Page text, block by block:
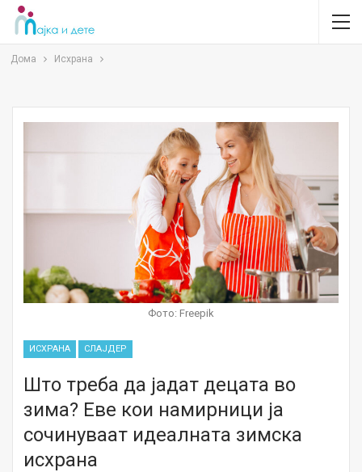
Дома Исхрана
Фото: Freepik
ИСХРАНА СЛАЈДЕР
Што треба да јадат децата во
зима? Еве кои намирници ја
сочинуваат идеалната зимска
исхрана